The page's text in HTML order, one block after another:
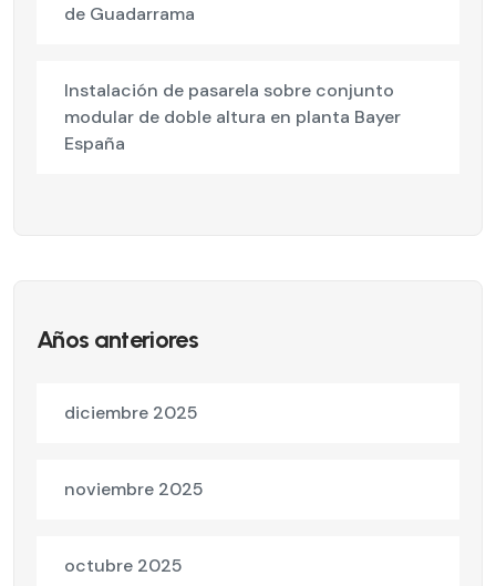
de Guadarrama
Instalación de pasarela sobre conjunto
modular de doble altura en planta Bayer
España
Años anteriores
diciembre 2025
noviembre 2025
octubre 2025